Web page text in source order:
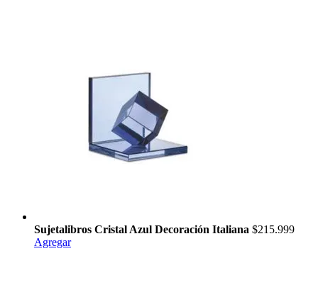
Sujetalibros Cristal Azul Decoración Italiana $215.999
Agregar